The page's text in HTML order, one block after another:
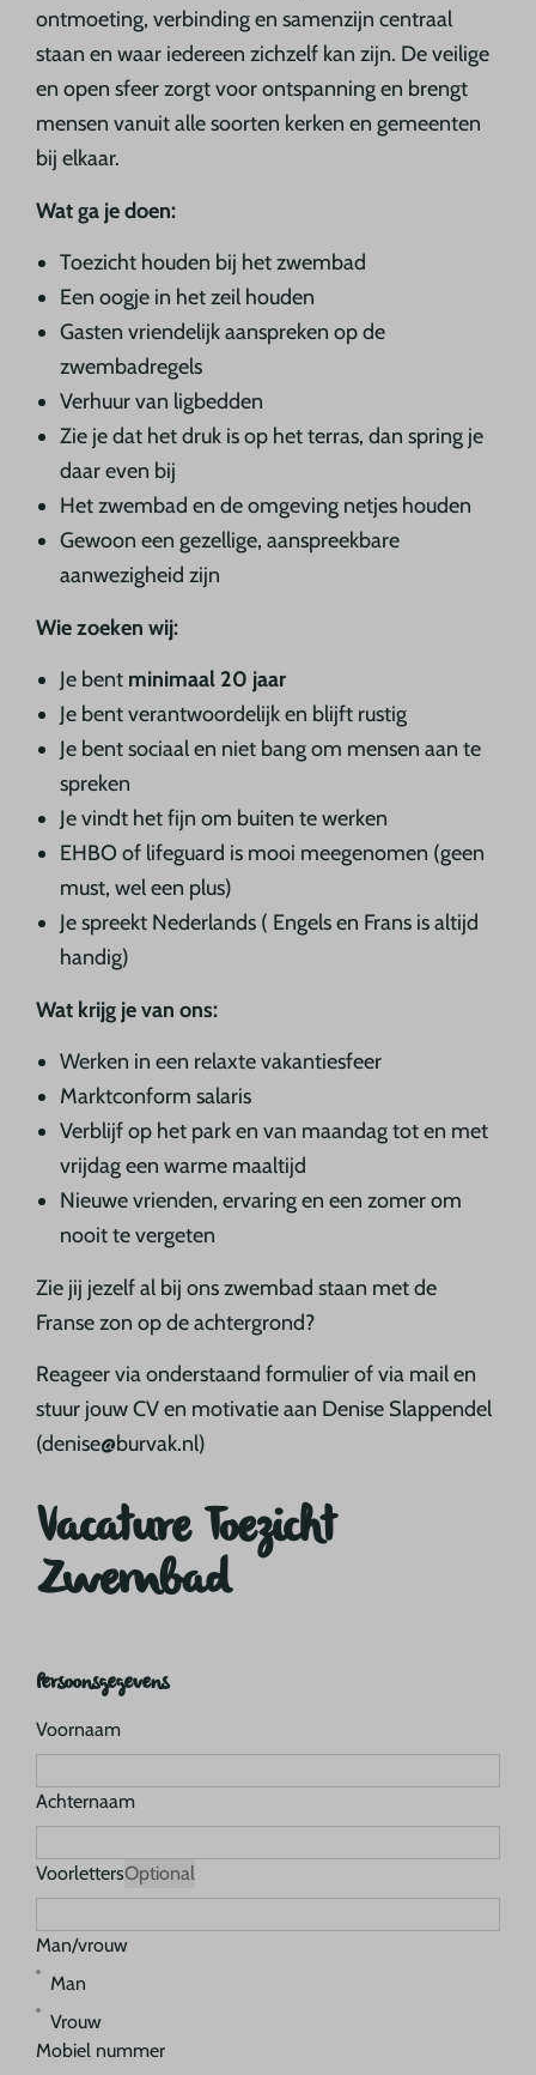
ontmoeting, verbinding en samenzijn centraal
staan en waar iedereen zichzelf kan zijn. De veilige
en open sfeer zorgt voor ontspanning en brengt
mensen vanuit alle soorten kerken en gemeenten
bij elkaar.
Wat ga je doen:
Toezicht houden bij het zwembad
Een oogje in het zeil houden
Gasten vriendelijk aanspreken op de
zwembadregels
Verhuur van ligbedden
Zie je dat het druk is op het terras, dan spring je
daar even bij
Het zwembad en de omgeving netjes houden
Gewoon een gezellige, aanspreekbare
aanwezigheid zijn
Wie zoeken wij:
Je bent minimaal 20 jaar
Je bent verantwoordelijk en blijft rustig
Je bent sociaal en niet bang om mensen aan te
spreken
Je vindt het fijn om buiten te werken
EHBO of lifeguard is mooi meegenomen (geen
must, wel een plus)
Je spreekt Nederlands ( Engels en Frans is altijd
handig)
Wat krijg je van ons:
Werken in een relaxte vakantiesfeer
Marktconform salaris
Verblijf op het park en van maandag tot en met
vrijdag een warme maaltijd
Nieuwe vrienden, ervaring en een zomer om
nooit te vergeten
Zie jij jezelf al bij ons zwembad staan met de
Franse zon op de achtergrond?
Reageer via onderstaand formulier of via mail en
stuur jouw CV en motivatie aan Denise Slappendel
(denise@burvak.nl)
Vacature Toezicht
Zwembad
Persoonsgegevens
Voornaam
Achternaam
VoorlettersOptional
Man/vrouw
Man
Vrouw
Mobiel nummer